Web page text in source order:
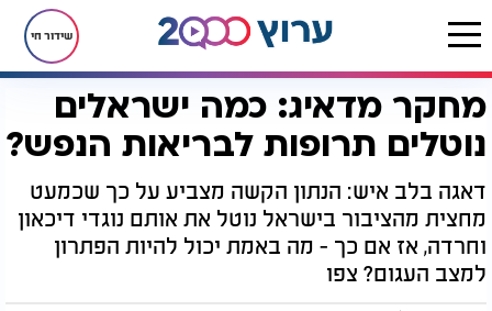
שידור חי
דף הבית בריאות מחקר מדאיג: כמה ישראלים נוטלים תרופות לבריאות הנפש?
מחקר מדאיג: כמה ישראלים
נוטלים תרופות לבריאות הנפש?
דאגה בלב איש: הנתון הקשה מצביע על כך שכמעט
מחצית מהציבור בישראל נוטל את אותם נוגדי דיכאון
וחרדה, אז אם כך - מה באמת יכול להיות הפתרון
למצב העגום? צפו